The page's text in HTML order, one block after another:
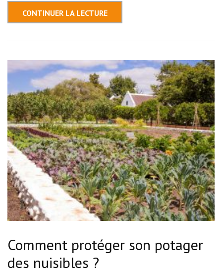
Essonne 91
CONTINUER LA LECTURE
Comment protéger son potager
des nuisibles ?